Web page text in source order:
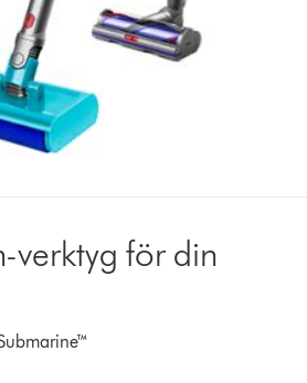
verktyg för din